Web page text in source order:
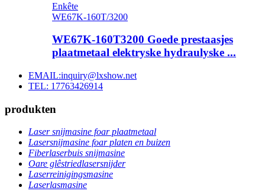
Enkête
WE67K-160T/3200
WE67K-160T3200 Goede prestaasjes
plaatmetaal elektryske hydraulyske ...
EMAIL:inquiry@lxshow.net
TEL: 17763426914
produkten
Laser snijmasine foar plaatmetaal
Lasersnijmasine foar platen en buizen
Fiberlaserbuis snijmasine
Oare glêstriedlasersnijder
Laserreinigingsmasine
Laserlasmasine